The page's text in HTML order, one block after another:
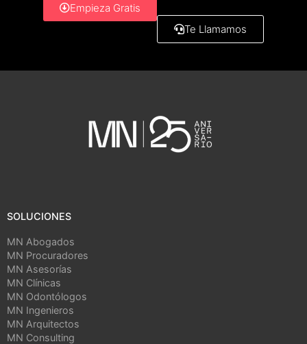
Empieza Gratis
Te Llamamos
SOLUCIONES
MN Abogados
MN Procuradores
MN Asesorías
MN Clínicas
MN Odontólogos
MN Ingenieros
MN Arquitectos
MN Consulting